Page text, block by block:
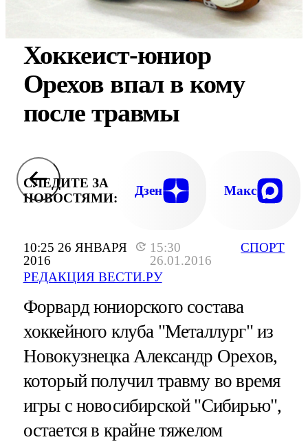
10:25 26 ЯНВАРЯ
2016
15:30
26.01.2016
РЕДАКЦИЯ ВЕСТИ.РУ
СПОРТ
Хоккеист-юниор
Орехов впал в кому
после травмы
СЛЕДИТЕ ЗА
НОВОСТЯМИ:
Дзен Макс
Форвард юниорского состава
хоккейного клуба "Металлург" из
Новокузнецка Александр Орехов,
который получил травму во время
игры с новосибирской "Сибирью",
остается в крайне тяжелом